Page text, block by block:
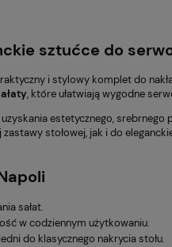
sztućce do
i stylowy komplet do
, które ułatwiają wygodne
estetycznego, srebrnego
stołowej, jak i do
sałat.
w codziennym użytkowaniu.
do klasycznego nakrycia stołu.